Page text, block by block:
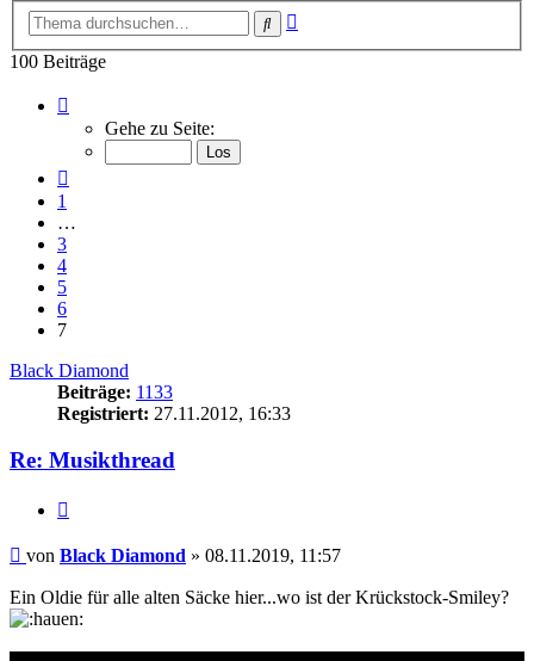
Suche
100 Beiträge
von
Gehe zu Seite:
1
…
3
4
5
6
7
Black Diamond
Beiträge: 1133
Registriert: 27.11.2012, 16:33
Re: Musikthread
Beitrag
von Black Diamond » 08.11.2019, 11:57
Ein Oldie für alle alten Säcke hier...wo ist der Krückstock-Smiley?